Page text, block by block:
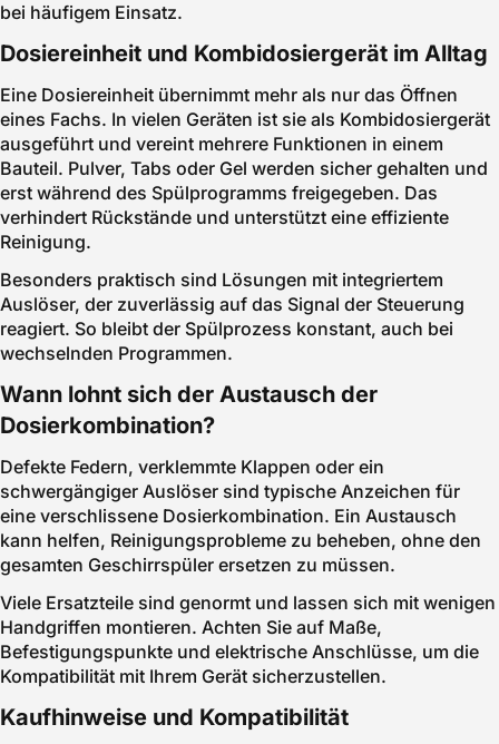
bei häufigem Einsatz.
Dosiereinheit und Kombidosiergerät im Alltag
Eine Dosiereinheit übernimmt mehr als nur das Öffnen
eines Fachs. In vielen Geräten ist sie als Kombidosiergerät
ausgeführt und vereint mehrere Funktionen in einem
Bauteil. Pulver, Tabs oder Gel werden sicher gehalten und
erst während des Spülprogramms freigegeben. Das
verhindert Rückstände und unterstützt eine effiziente
Reinigung.
Besonders praktisch sind Lösungen mit integriertem
Auslöser, der zuverlässig auf das Signal der Steuerung
reagiert. So bleibt der Spülprozess konstant, auch bei
wechselnden Programmen.
Wann lohnt sich der Austausch der
Dosierkombination?
Defekte Federn, verklemmte Klappen oder ein
schwergängiger Auslöser sind typische Anzeichen für
eine verschlissene Dosierkombination. Ein Austausch
kann helfen, Reinigungsprobleme zu beheben, ohne den
gesamten Geschirrspüler ersetzen zu müssen.
Viele Ersatzteile sind genormt und lassen sich mit wenigen
Handgriffen montieren. Achten Sie auf Maße,
Befestigungspunkte und elektrische Anschlüsse, um die
Kompatibilität mit Ihrem Gerät sicherzustellen.
Kaufhinweise und Kompatibilität